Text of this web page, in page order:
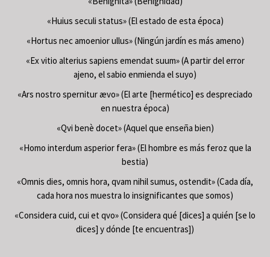
«Huius seculi status» (El estado de esta época)
«Hortus nec amoenior ullus» (Ningún jardín es más ameno)
«Ex vitio alterius sapiens emendat suum» (A partir del error
ajeno, el sabio enmienda el suyo)
«Ars nostro spernitur ævo» (El arte [hermético] es despreciado
en nuestra época)
«Qvi benè docet» (Aquel que enseña bien)
«Homo interdum asperior fera» (El hombre es más feroz que la
bestia)
«Omnis dies, omnis hora, qvam nihil sumus, ostendit» (Cada día,
cada hora nos muestra lo insignificantes que somos)
«Considera cuid, cui et qvo» (Considera qué [dices] a quién [se lo
dices] y dónde [te encuentras])